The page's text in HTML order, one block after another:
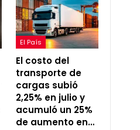
El País
El costo del
transporte de
cargas subió
2,25% en julio y
acumuló un 25%
de aumento en…